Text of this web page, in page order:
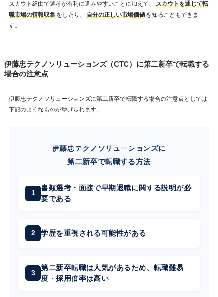
スカウト経由で選考が有利に進みやすいことに加えて、
スカウトを通じて転
職市場の情報収集をしたり、 自分の正しい市場価値を知ることもできま
す。
伊藤忠テクノソリューションズ（CTC）に第二新卒で転職する
場合の注意点
伊藤忠テクノソリューションズに第二新卒で転職する場合の注意点としては
下記のようなものが挙げられます。
伊藤忠テクノソリューションズに
第二新卒で転職する方法
書類選考・面接で早期退職に関する説明が必
要である
学歴を重視される可能性がある
第二新卒転職は人気があるため、転職難易
度・採用倍率は高い